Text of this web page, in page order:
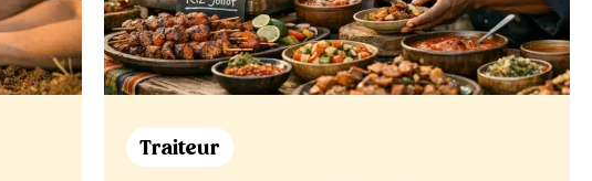
Traiteur